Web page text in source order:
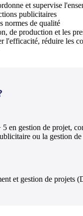
et supervise
publicitaires
normes de qualité
de production et les
l'efficacité, réduire les
en gestion de projet,
ou la gestion
et gestion de projets